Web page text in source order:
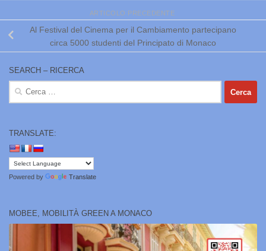
ARTICOLO PRECEDENTE
Al Festival del Cinema per il Cambiamento partecipano
circa 5000 studenti del Principato di Monaco
SEARCH – RICERCA
Ricerca
TRANSLATE:
Powered by Translate
MOBEE, MOBILITÀ GREEN A MONACO